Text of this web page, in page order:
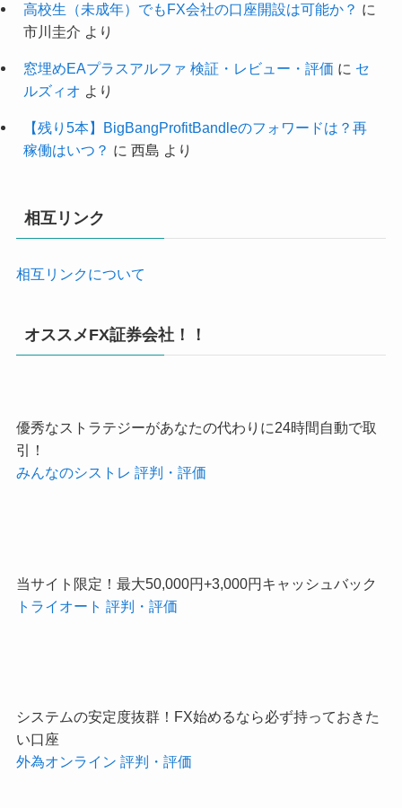
高校生（未成年）でもFX会社の口座開設は可能か？ に
市川圭介 より
窓埋めEAプラスアルファ 検証・レビュー・評価 に セ
ルズィオ より
【残り5本】BigBangProfitBandleのフォワードは？再
稼働はいつ？ に 西島 より
相互リンク
相互リンクについて
オススメFX証券会社！！
優秀なストラテジーがあなたの代わりに24時間自動で取
引！
みんなのシストレ 評判・評価